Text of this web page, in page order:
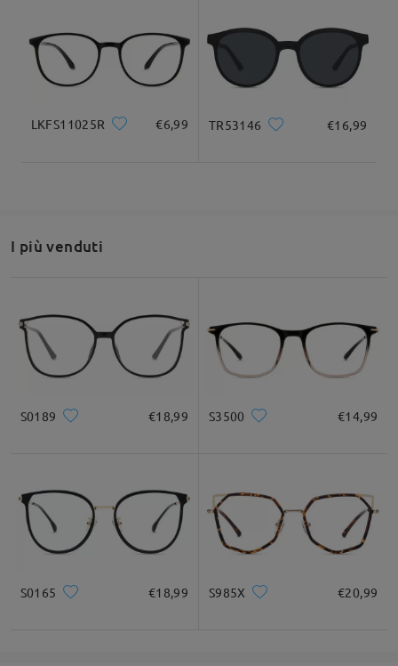
Firmoo's reply
Ciao Simona. Siamo spiacenti che i nostri telai siano di
dimensioni fisse, quindi la dimensione non può essere
su Mar 28 , 2022
LKFS11025R €6,99 TR53146 €16,99
I più venduti
S0189 €18,99 S3500 €14,99
S0165 €18,99 S985X €20,99